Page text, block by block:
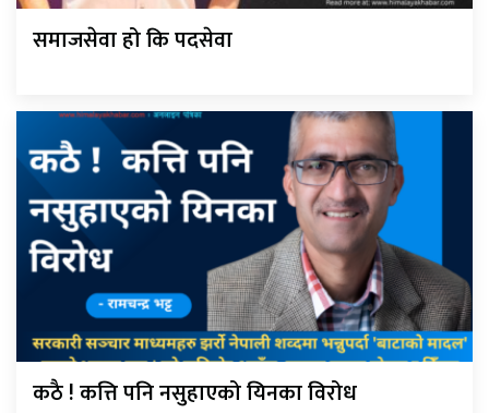
समाजसेवा हो कि पदसेवा
कठै ! कत्ति पनि नसुहाएको यिनका विरोध